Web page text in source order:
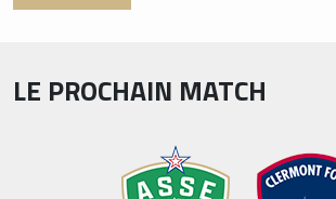
LE PROCHAIN MATCH